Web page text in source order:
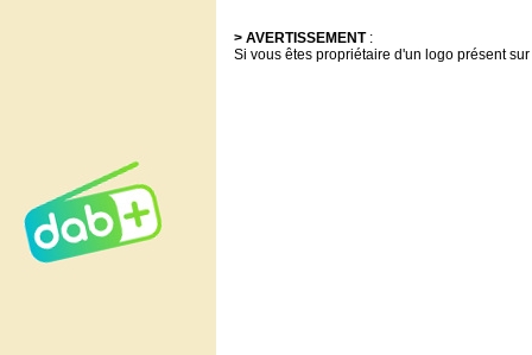
> AVERTISSEMENT:
Si vous êtes propriétaire d'un logo présent